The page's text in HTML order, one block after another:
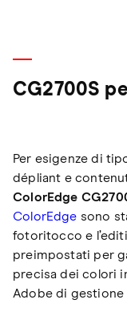
CG2700S
Per esigenze di
dépliant e
ColorEdge
ColorEdge sono
fotoritocco e
preimpostati per
precisa dei colori
Adobe di gestione